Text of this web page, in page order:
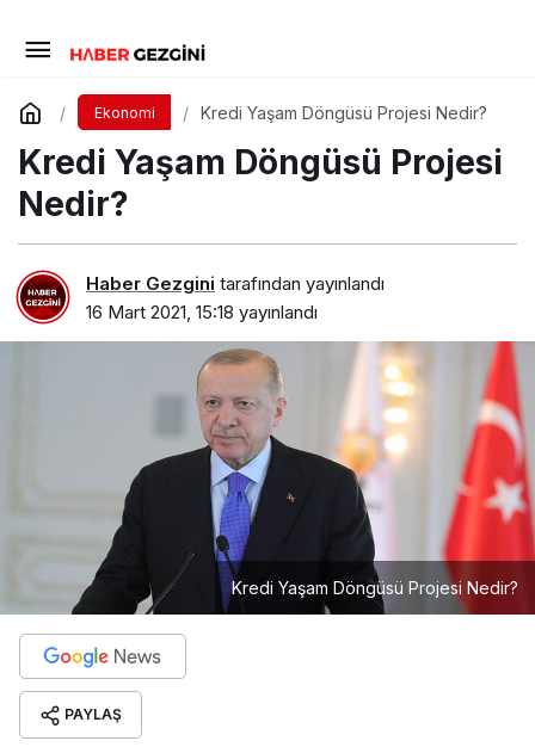
Ekonomi Kredi Yaşam Döngüsü Projesi Nedir?
Kredi Yaşam Döngüsü Projesi
Nedir?
Haber Gezgini tarafından yayınlandı
16 Mart 2021, 15:18 yayınlandı
Kredi Yaşam Döngüsü Projesi Nedir?
PAYLAŞ